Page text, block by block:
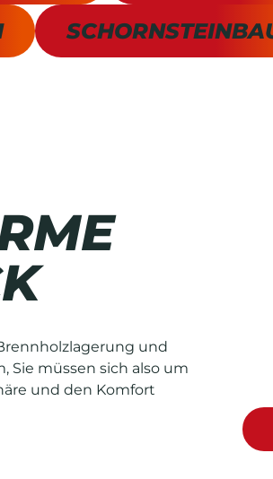
und
Sie müssen sich also um
und den Komfort